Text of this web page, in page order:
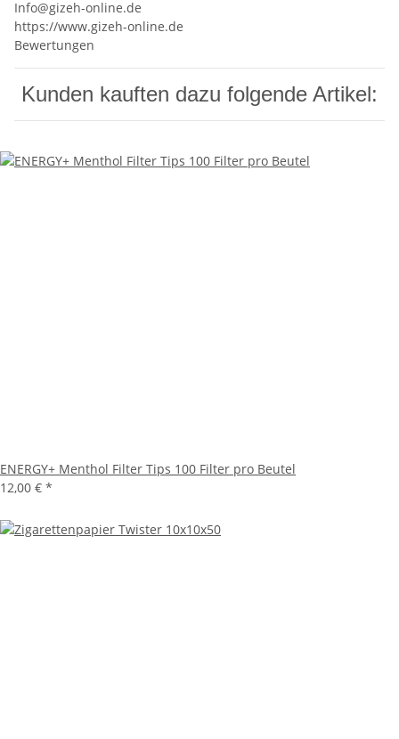
Info@gizeh-online.de
https://www.gizeh-online.de
Bewertungen
Kunden kauften dazu folgende Artikel:
ENERGY+ Menthol Filter Tips 100 Filter pro Beutel
12,00 € *